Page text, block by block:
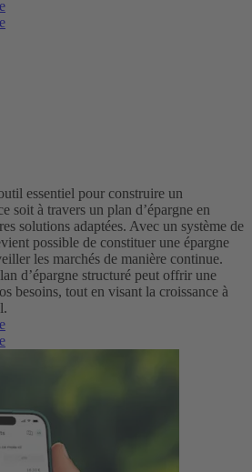
essentiel pour construire un
soit à travers un plan d’épargne en
solutions adaptées. Avec un système de
possible de constituer une épargne
les marchés de manière continue.
d’épargne structuré peut offrir une
besoins, tout en visant la croissance à